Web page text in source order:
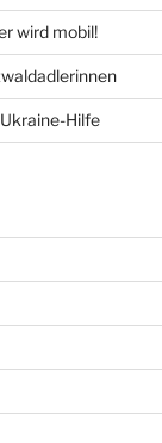
wird mobil!
Hilfe